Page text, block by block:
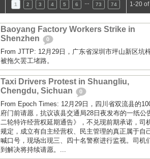
1 2 3 4 5 6 73 74 1-20
Baoyang Factory Workers Strike in
Shenzhen
0
From JTTP: 12月29日，广东省深圳市坪山新区坑
被拖欠罢工堵路。
Taxi Drivers Protest in Shuangliu,
Chengdu, Sichuan
0
From Epoch Times: 12月29日，四川省双流县的
府门前请愿，抗议该县交通局28日夜发布的一纸公
二轮特许经营权延期通告》，不兑现前期承诺，司
规定，成立有自主经营权、民主管理的真正属于自
喊口号，现场出现三、四十名警察进行监视。司机
到解决将持续请愿。...